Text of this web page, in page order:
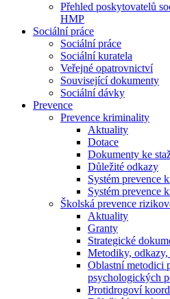
Přehled poskytovatelů
HMP
Sociální práce
Sociální práce
Sociální kuratela
Veřejné opatrovnictví
Související dokumenty
Sociální dávky
Prevence
Prevence kriminality
Aktuality
Dotace
Dokumenty ke
Důležité odkazy
Systém prevence
Systém prevence
Školská prevence
Aktuality
Granty
Strategické
Metodiky,
Oblastní metodici
psychologických
Protidrogoví